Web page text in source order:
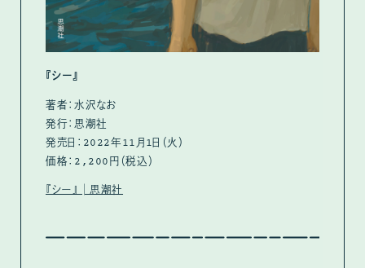
『シー』
著者：水沢なお
発行：思潮社
発売日：2022年11月1日（火）
価格：2,200円（税込）
『シー』│思潮社